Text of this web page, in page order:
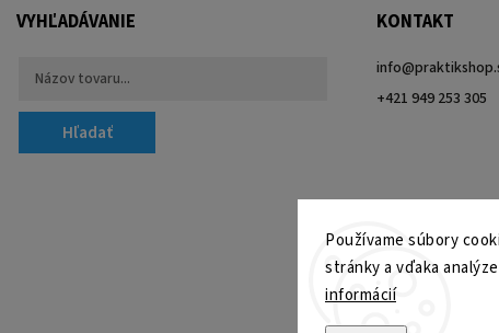
Používame súbory
stránky a vďaka
informácií
VYHĽADÁVANIE
Hľadať
KONTAKT
info@
+421 949 253 305